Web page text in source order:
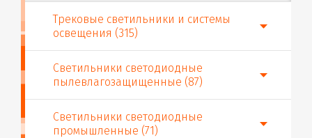
Трековые светильники и системы
освещения (315)
Светильники светодиодные
пылевлагозащищенные (87)
Светильники светодиодные
промышленные (71)